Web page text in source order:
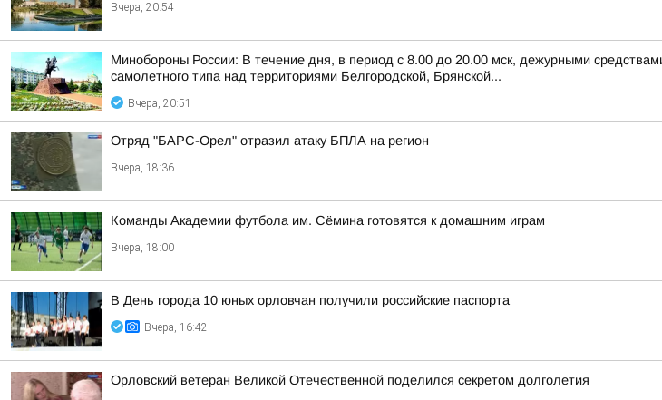
Вчера, 20:54
Минобороны России: В течение дня, в период с 8.00 до 20.00 мск, дежурными
самолетного типа над территориями Белгородской, Брянской...
Вчера, 20:51
Отряд "БАРС-Орел" отразил атаку БПЛА на регион
Вчера, 18:36
Команды Академии футбола им. Сёмина готовятся к домашним играм
Вчера, 18:00
В День города 10 юных орловчан получили российские паспорта
Вчера, 16:42
Орловский ветеран Великой Отечественной поделился секретом долголетия